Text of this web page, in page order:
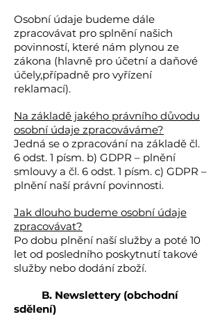
Osobní údaje budeme dále
zpracovávat pro splnění našich
povinností, které nám plynou ze
zákona (hlavně pro účetní a daňové
účely,případně pro vyřízení
reklamací).
Na základě jakého právního důvodu
osobní údaje zpracováváme?
Jedná se o zpracování na základě čl.
6 odst. 1 písm. b) GDPR – plnění
smlouvy a čl. 6 odst. 1 písm. c) GDPR –
plnění naší právní povinnosti.
Jak dlouho budeme osobní údaje
zpracovávat?
Po dobu plnění naší služby a poté 10
let od posledního poskytnutí takové
služby nebo dodání zboží.
B. Newslettery (obchodní
sdělení)